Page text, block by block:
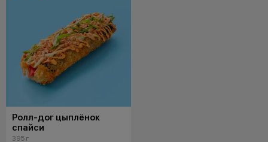
Ролл-дог цыплёнок
спайси
395 г